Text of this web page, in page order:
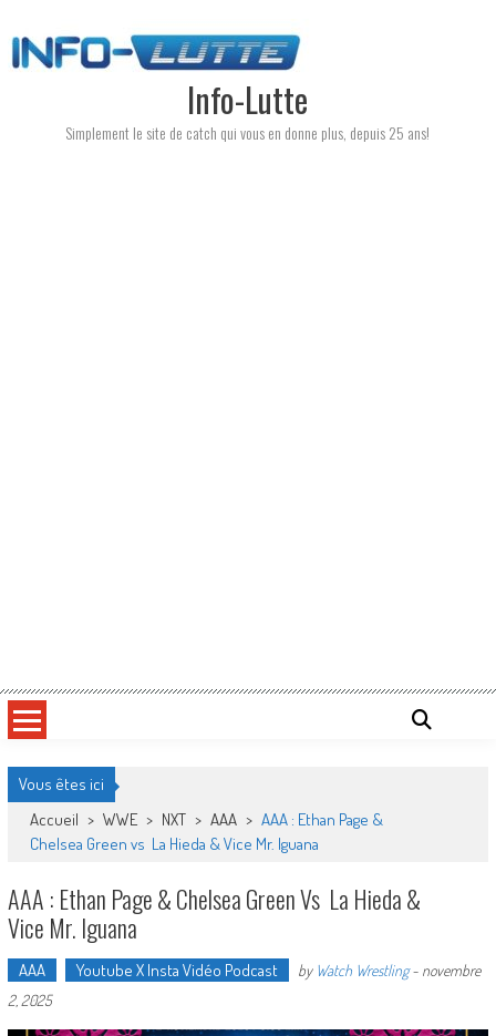
to
content
Info-Lutte
Simplement le site de catch qui vous en donne plus, depuis 25 ans!
Vous êtes ici
Accueil > WWE > NXT > AAA > AAA : Ethan Page &
Chelsea Green vs La Hieda & Vice Mr. Iguana
AAA : Ethan Page & Chelsea Green Vs La Hieda &
Vice Mr. Iguana
AAA Youtube X Insta Vidéo Podcast by Watch Wrestling- novembre
2, 2025